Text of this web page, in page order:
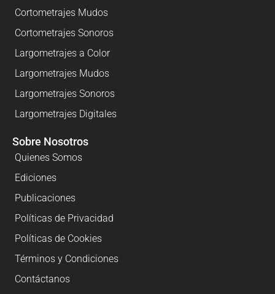
Cortometrajes Mudos
Cortometrajes Sonoros
Largometrajes a Color
Largometrajes Mudos
Largometrajes Sonoros
Largometrajes Digitales
Sobre Nosotros
Quienes Somos
Ediciones
Publicaciones
Políticas de Privacidad
Políticas de Cookies
Términos y Condiciones
Contáctanos